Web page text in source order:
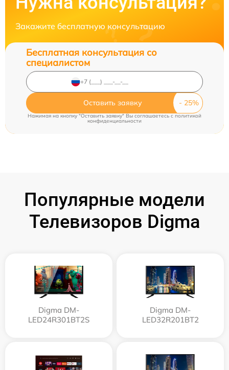
Закажите бесплатную консультацию
Бесплатная консультация со
специалистом
Оставить заявку
Нажимая на кнопку "Оставить заявку" Вы соглашаетесь cполитикой
конфиденциальности
Популярные модели
Телевизоров Digma
Digma DM-
LED24R301BT2S
Digma DM-
LED32R201BT2